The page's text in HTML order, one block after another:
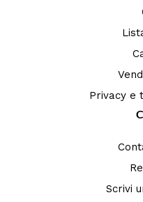
Privacy e
Scrivi